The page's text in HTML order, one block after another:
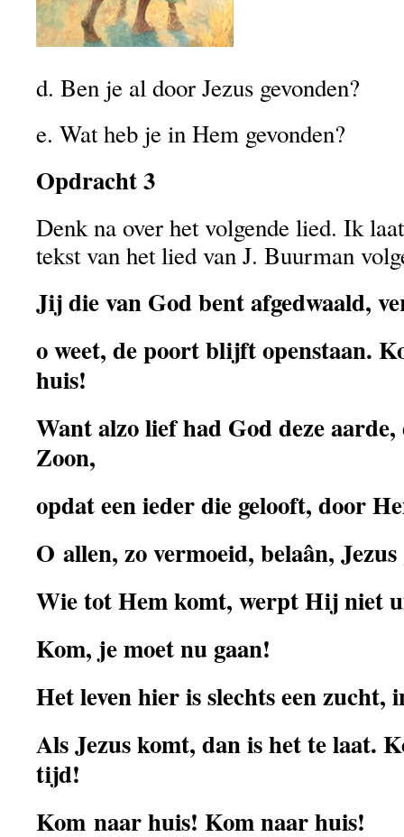
d. Ben je al door Jezus gevonden?
e. Wat heb je in Hem gevonden?
Opdracht 3
Denk na over het volgende lied. Ik
tekst van het lied van J. Buurman
Jij die van God bent afgedwaald,
o weet, de poort blijft openstaan.
huis!
Want alzo lief had God deze
Zoon,
opdat een ieder die gelooft, door
O allen, zo vermoeid, belaân,
Wie tot Hem komt, werpt Hij niet
Kom, je moet nu gaan!
Het leven hier is slechts een zucht,
Als Jezus komt, dan is het te laat.
tijd!
Kom naar huis! Kom naar huis!